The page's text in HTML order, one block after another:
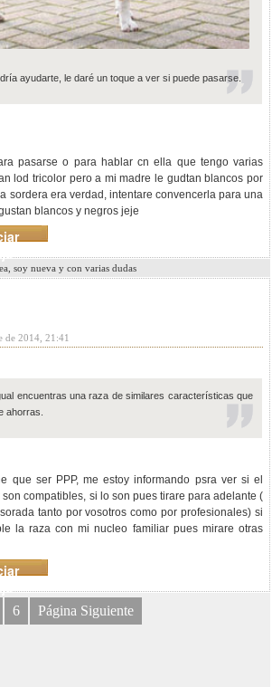
ayudarte, le daré un toque a ver si puede pasarse.
pasarse o para hablar cn ella que tengo varias
lod tricolor pero a mi madre le gudtan blancos por
sordera era verdad, intentare convencerla para una
blancos y negros jeje
soy nueva y con varias dudas
de 2014, 21:41
encuentras una raza de similares características que
ahorras.
que ser PPP, me estoy informando psra ver si el
compatibles, si lo son pues tirare para adelante (
tanto por vosotros como por profesionales) si
la raza con mi nucleo familiar pues mirare otras
6 Página Siguiente